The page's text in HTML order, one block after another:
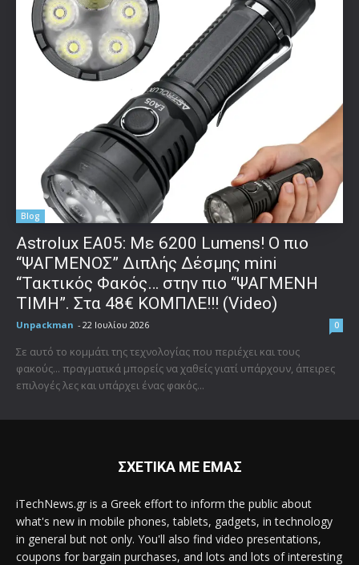
Blog
Astrolux ΕΑ05: Με 6200 Lumens! Ο πιο
“ΨΑΓΜΕΝΟΣ” Διπλής Δέσμης mini
“Τακτικός Φακός… στην πιο “ΨΑΓΜΕΝΗ
ΤΙΜΗ”. Στα 48€ ΚΟΜΠΛΕ!!! (Video)
Unpackman - 22 Ιουλίου 2026 0
Σε αυτό το κομμάτι της τεχνολογίας που περιέχει και τους
φακούς... πραγματικά μπορείς να χαθείς γιατί υπάρχουν, άπειρες
επιλογές λες και υπάρχει ένας φακός...
ΣΧΕΤΙΚΑ ΜΕ ΕΜΑΣ
iTechNews.gr is a Greek effort to inform the public about
what's new in mobile phones, tablets, gadgets, in technology
in general but not only. You'll also find video presentations,
coupons for bargain purchases, and lots and lots of interesting